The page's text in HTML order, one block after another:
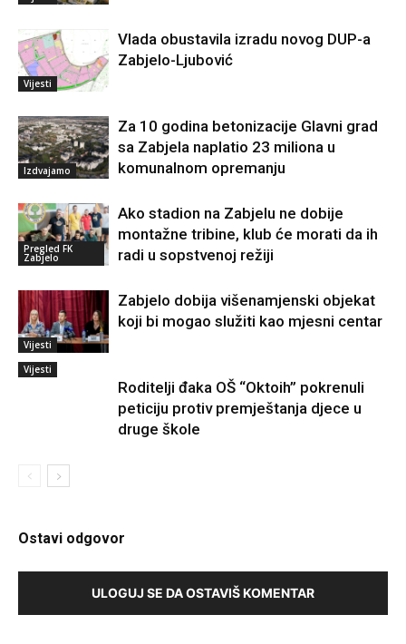
Vijesti
Vlada obustavila izradu novog DUP-a
Zabjelo-Ljubović
Izdvajamo
Za 10 godina betonizacije Glavni grad
sa Zabjela naplatio 23 miliona u
komunalnom opremanju
Pregled FK
Zabjelo
Ako stadion na Zabjelu ne dobije
montažne tribine, klub će morati da ih
radi u sopstvenoj režiji
Vijesti
Zabjelo dobija višenamjenski objekat
koji bi mogao služiti kao mjesni centar
Vijesti
Roditelji đaka OŠ “Oktoih” pokrenuli
peticiju protiv premještanja djece u
druge škole
Ostavi odgovor
ULOGUJ SE DA OSTAVIŠ KOMENTAR